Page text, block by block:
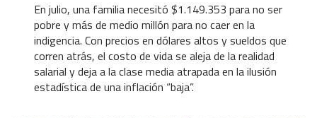
En julio, una familia necesitó $1.149.353 para no ser
pobre y más de medio millón para no caer en la
indigencia. Con precios en dólares altos y sueldos que
corren atrás, el costo de vida se aleja de la realidad
salarial y deja a la clase media atrapada en la ilusión
estadística de una inflación “baja”.